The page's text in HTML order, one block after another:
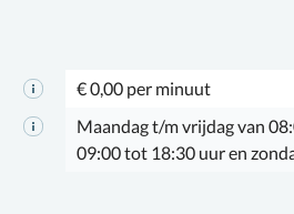
€ 0,00 per minuut
Maandag t/m vrijdag van
09:00 tot 18:30 uur en